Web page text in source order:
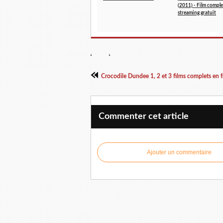
(2011) - Film
streaming gratuit
Commenter cet article
Ajouter un commentaire